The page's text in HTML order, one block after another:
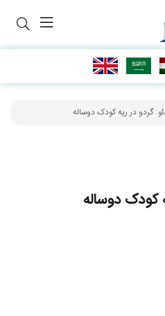
گردو در ریه کودک دوساله
کودک دوساله